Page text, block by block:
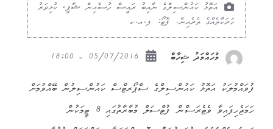
އަތޮޅު ކައުންސިލްގެ ނާއިބު ރައީސް ހުސެއިން ޝާފީ، ކުޅިވަރު
ހަރަކާތެއްގެ ތެރެއިން. ފޮޓޯ: ފ.އ.ކ
މުހައްމަދު ޝިހާބް
ފުވައްމުލަކު އަތޮޅު ކައުންސިލްގެ ސްޕޯރޓްސް ކައުންސިލުން ބޭއްވުމަށް
ހަމަޖެހިފައިވާ ވެޓެރަސްން ފުޓްސަލް މުބާރާތުގައި 8 ޓީމަކުން